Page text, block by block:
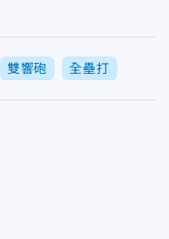
雙響砲 全壘打